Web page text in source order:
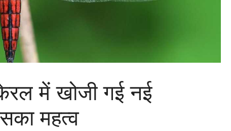
में खोजी गई नई
महत्व